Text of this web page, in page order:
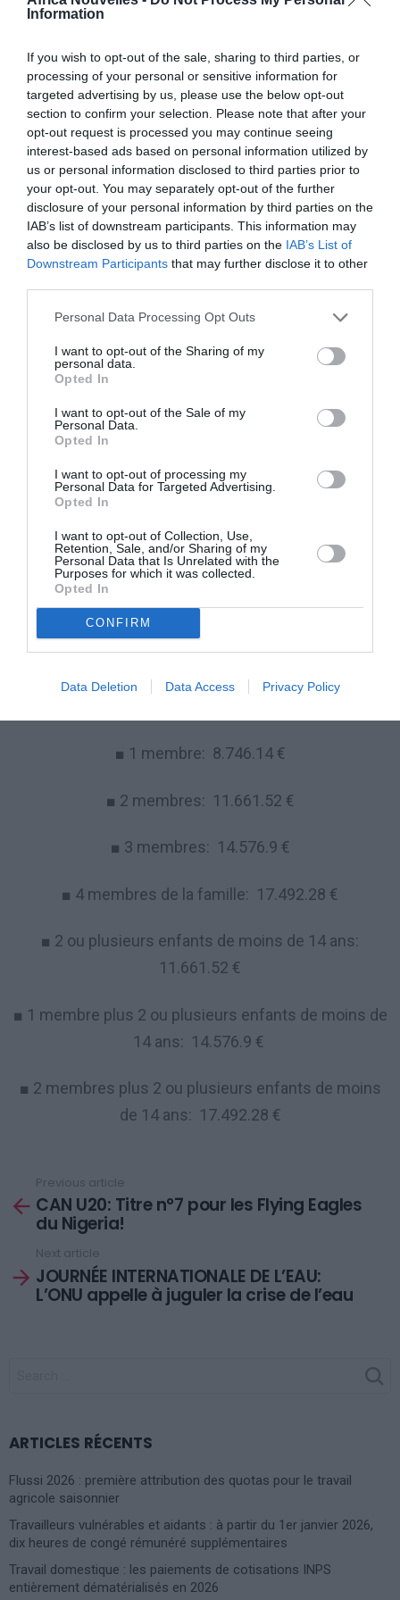
Information
If you wish to opt-out of the sale, sharing to third parties, or
processing of your personal or sensitive information for
targeted advertising by us, please use the below opt-out
section to confirm your selection. Please note that after your
opt-out request is processed you may continue seeing
interest-based ads based on personal information utilized by
us or personal information disclosed to third parties prior to
your opt-out. You may separately opt-out of the further
disclosure of your personal information by third parties on the
IAB’s list of downstream participants. This information may
also be disclosed by us to third parties on the IAB’s List of
Downstream Participants that may further disclose it to other
Personal Data Processing Opt Outs
I want to opt-out of the Sharing of my
personal data.
Opted In
I want to opt-out of the Sale of my
Personal Data.
Opted In
I want to opt-out of processing my
Personal Data for Targeted Advertising.
Opted In
I want to opt-out of Collection, Use,
Retention, Sale, and/or Sharing of my
Personal Data that Is Unrelated with the
Purposes for which it was collected.
Opted In
CONFIRM
Data Deletion Data Access Privacy Policy
la moitié du meme montant en question, pour chaque
membre de la famille à réunir« .
Enfants de moins de 14 ans
Il y a toutefois une exception pour les enfants: «Pour
la réunion de 2 ou plusieurs enfants de moins de 14
ans, il est exigé dans tous les cas, un revenu égal au
moins au double du montant annuel de l’allocation
En outre, la loi spécifie: « pour la détermination du
revenu, on tient compte également pris du revenu
annuel total des membres de la famille cohabitant
Montant de l’allocation sociale
Au début de janvier, comme chaque année, l’INPS
(Institut National de Prévoyance Sociale) a réévalué le
montant de l’allocation sociale pour l’année 2005, le
portant à 5.830,76 €.
SEUILS DE REVENU POUR LE REGROUPEMENT
■ 1 membre: 8.746.14 €
■ 2 membres: 11.661.52 €
■ 3 membres: 14.576.9 €
■ 4 membres de la famille: 17.492.28 €
■ 2 ou plusieurs enfants de moins de 14 ans:
11.661.52 €
■ 1 membre plus 2 ou plusieurs enfants de moins de
14 ans: 14.576.9 €
■ 2 membres plus 2 ou plusieurs enfants de moins
de 14 ans: 17.492.28 €
more
Previous article
CAN U20: Titre n°7 pour les Flying Eagles
du Nigeria!
Next article
JOURNÉE INTERNATIONALE DE L’EAU:
L’ONU appelle à juguler la crise de l’eau
ARTICLES RÉCENTS
Flussi 2026 : première attribution des quotas pour le travail
agricole saisonnier
Travailleurs vulnérables et aidants : à partir du 1er janvier 2026,
dix heures de congé rémunéré supplémentaires
Travail domestique : les paiements de cotisations INPS
entièrement dématérialisés en 2026